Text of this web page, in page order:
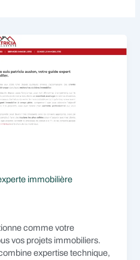
immobilière
comme votre
vos projets immobiliers.
expertise technique,